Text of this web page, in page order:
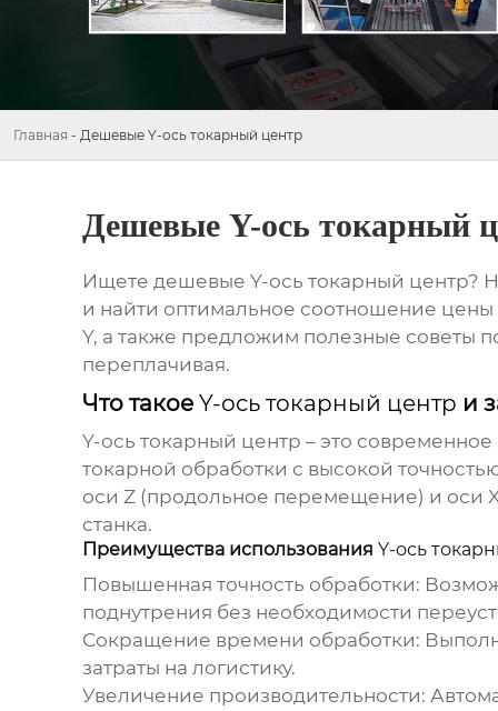
Главная - Дешевые Y-ось токарный центр
Дешевые Y-ось токарный
Ищете дешевые Y-ось токарный центр?
и найти оптимальное соотношение
Y, а также предложим полезные советы
переплачивая.
Что такое Y-ось токарный центр и
Y-ось токарный центр – это
токарной обработки с высокой
оси Z (продольное перемещение) и оси
станка.
Преимущества использования Y-ось
Повышенная точность обработки:
поднутрения без необходимости
Сокращение времени обработки:
затраты на логистику.
Увеличение производительности: